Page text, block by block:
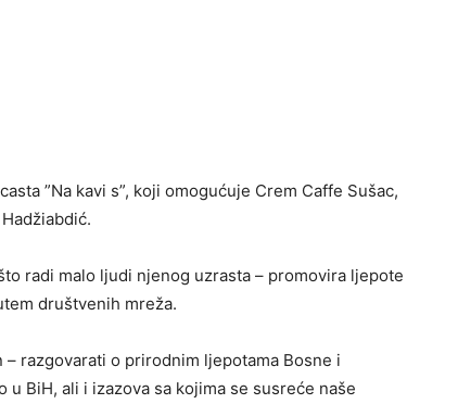
”Na kavi s”, koji omogućuje Crem Caffe Sušac,
radi malo ljudi njenog uzrasta – promovira ljepote
društvenih mreža.
razgovarati o prirodnim ljepotama Bosne i
BiH, ali i izazova sa kojima se susreće naše